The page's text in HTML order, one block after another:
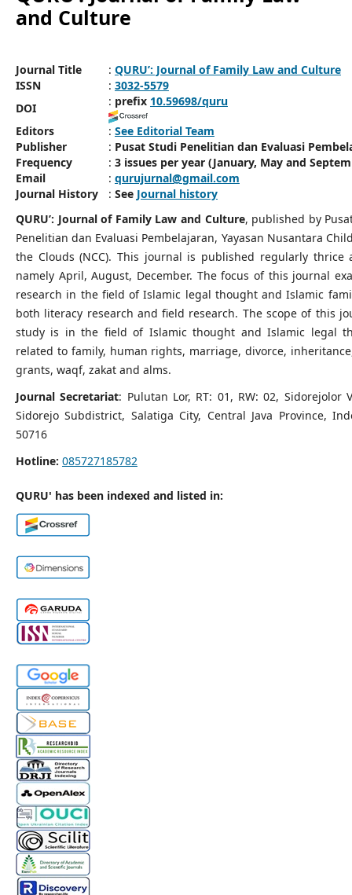
and Culture
Journal Title : QURU’: Journal of Family Law and Culture
ISSN
: 3032-5579
DOI
: prefix 10.59698/quru
Editors
: See Editorial Team
Publisher
: Pusat Studi Penelitian dan Evaluasi
Frequency
: 3 issues per year (January, May and
Email
: qurujurnal@gmail.com
Journal History
: See Journal history
QURU’: Journal of Family Law and Culture, published by
Penelitian dan Evaluasi Pembelajaran, Yayasan Nusantara
the Clouds (NCC). This journal is published regularly thrice
namely April, August, December. The focus of this journal
research in the field of Islamic legal thought and Islamic
both literacy research and field research. The scope of this
study is in the field of Islamic thought and Islamic legal
related to family, human rights, marriage, divorce,
grants, waqf, zakat and alms.
Journal Secretariat: Pulutan Lor, RT: 01, RW: 02, Sidorejolor
Sidorejo Subdistrict, Salatiga City, Central Java Province,
50716
Hotline: 085727185782
QURU' has been indexed and listed in: